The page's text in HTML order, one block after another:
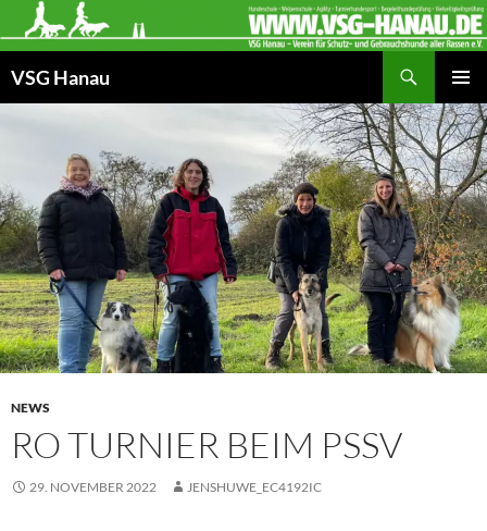
Inhalt
VSG Hanau
MENÜ
NEWS
RO TURNIER BEIM PSSV
29. NOVEMBER 2022 JENSHUWE_EC4192IC